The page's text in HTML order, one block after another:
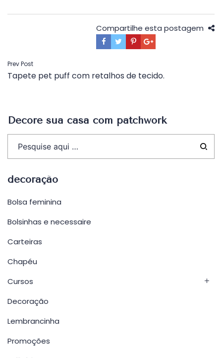
Compartilhe esta postagem
Navegação
de
Prev Post
Tapete pet puff com retalhos de tecido.
Decore sua casa com patchwork
decoração
Bolsa feminina
Bolsinhas e necessaire
Carteiras
Chapéu
Cursos
Decoração
Lembrancinha
Promoções